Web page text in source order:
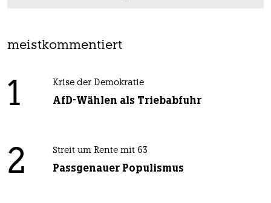
meistkommentiert
1 Krise der Demokratie
AfD-Wählen als Triebabfuhr
2 Streit um Rente mit 63
Passgenauer Populismus